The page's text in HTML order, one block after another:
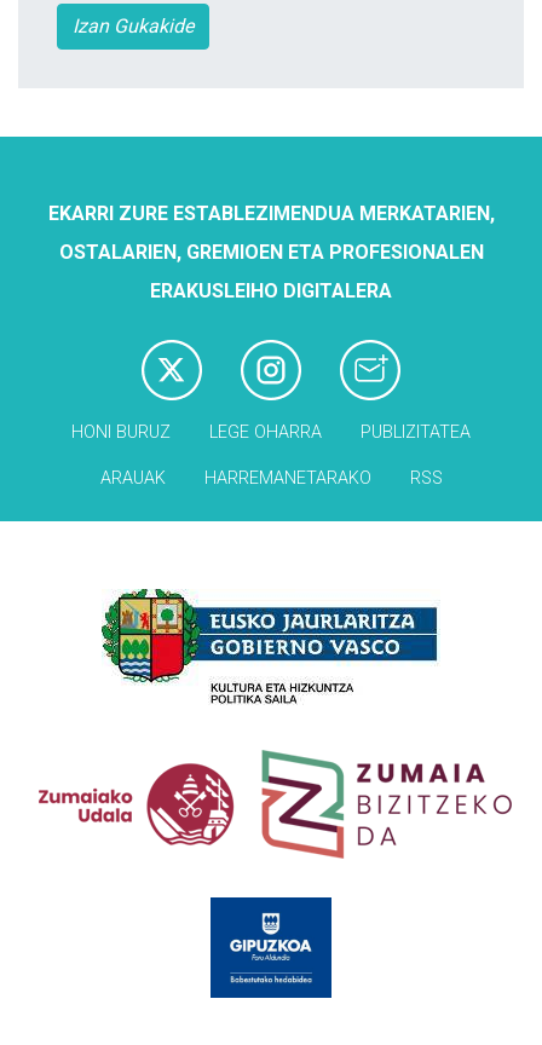
Izan Gukakide
EKARRI ZURE ESTABLEZIMENDUA MERKATARIEN,
OSTALARIEN, GREMIOEN ETA PROFESIONALEN
ERAKUSLEIHO DIGITALERA
HONI BURUZ LEGE OHARRA PUBLIZITATEA
ARAUAK HARREMANETARAKO RSS